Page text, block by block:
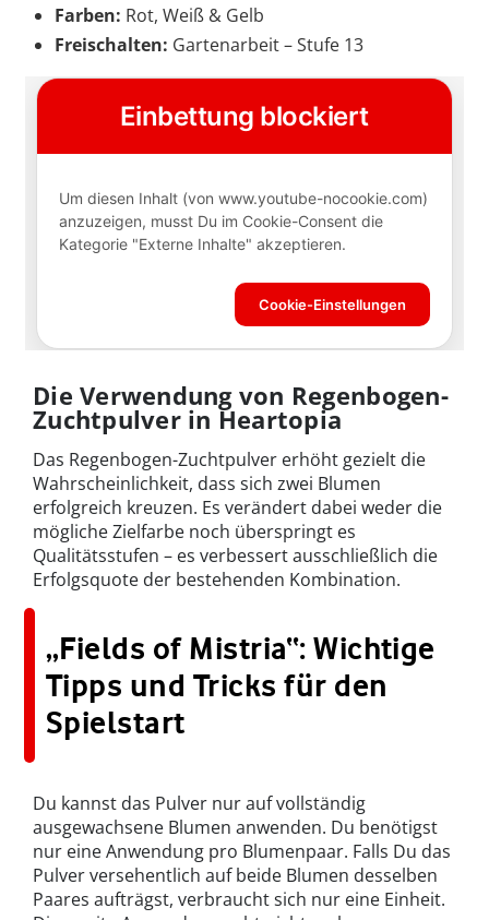
Farben: Rot, Weiß & Gelb
Freischalten: Gartenarbeit – Stufe 13
Die Verwendung von Regenbogen-
Zuchtpulver in Heartopia
Das Regenbogen-Zuchtpulver erhöht gezielt die
Wahrscheinlichkeit, dass sich zwei Blumen
erfolgreich kreuzen. Es verändert dabei weder die
mögliche Zielfarbe noch überspringt es
Qualitätsstufen – es verbessert ausschließlich die
Erfolgsquote der bestehenden Kombination.
„Fields of Mistria“: Wichtige
Tipps und Tricks für den
Spielstart
Du kannst das Pulver nur auf vollständig
ausgewachsene Blumen anwenden. Du benötigst
nur eine Anwendung pro Blumenpaar. Falls Du das
Pulver versehentlich auf beide Blumen desselben
Paares aufträgst, verbraucht sich nur eine Einheit.